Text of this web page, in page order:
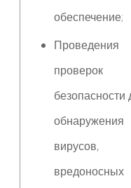
обеспечение;
Проведения
проверок
безопасности
обнаружения
вирусов,
вредоносных